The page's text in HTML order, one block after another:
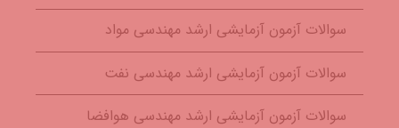
سوالات آزمون آزمایشی ارشد مهندسی مواد
سوالات آزمون آزمایشی ارشد مهندسی نفت
سوالات آزمون آزمایشی ارشد مهندسی هوافضا